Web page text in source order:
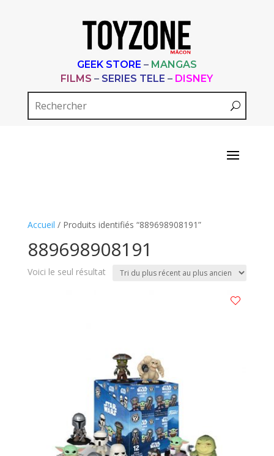
GEEK STORE – MANGAS
FILMS – SERIES TELE – DISNEY
Accueil / Produits identifiés “889698908191”
889698908191
Voici le seul résultat